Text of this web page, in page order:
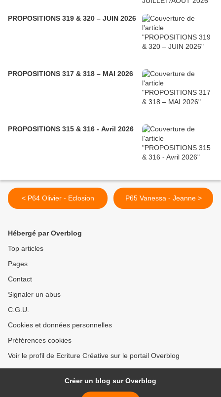
PROPOSITIONS 319 & 320 – JUIN 2026
PROPOSITIONS 317 & 318 – MAI 2026
PROPOSITIONS 315 & 316 - Avril 2026
< P64 Olivier - Eclosion P65 Vanessa - Jeanne >
Hébergé par Overblog
Top articles
Pages
Contact
Signaler un abus
C.G.U.
Cookies et données personnelles
Préférences cookies
Voir le profil de Ecriture Créative sur le portail Overblog
Créer un blog sur Overblog